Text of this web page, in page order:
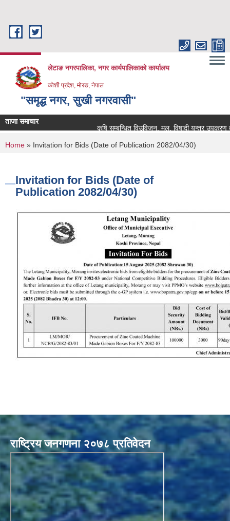
लेटाङ नगरपालिका, नगर कार्यपालिकाको कार्यालय
कोशी प्रदेश, मोरङ, नेपाल
"समृद्ध नगर, सुखी नगरवासी"
ताजा समाचार
कृषि सम्बन्धित विउविजन, मल, विषादी यन्त्र उपकरण तथा
You are here
Home » Invitation for Bids (Date of Publication 2082/04/30)
Invitation for Bids (Date of
Publication 2082/04/30)
राष्ट्रिय जनगणना २०७८ प्रतिवेदन